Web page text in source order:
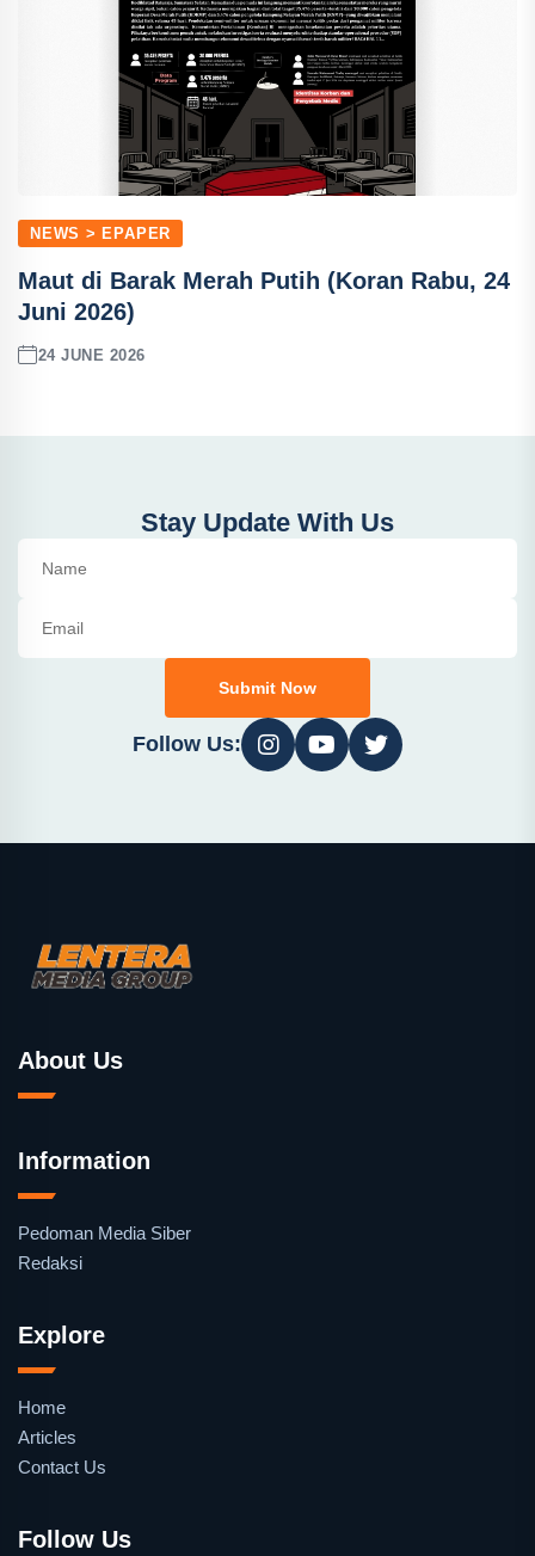
NEWS > EPAPER
Maut di Barak Merah Putih (Koran Rabu, 24
Juni 2026)
24 JUNE 2026
Stay Update With Us
Submit Now
Follow Us:
About Us
Information
Pedoman Media Siber
Redaksi
Explore
Home
Articles
Contact Us
Follow Us